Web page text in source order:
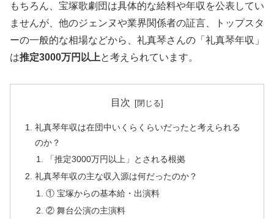
もちろん、宝塚歌劇団は具体的な給料や年収を公表してい
ませんが、他のジェンヌや業界関係者の証言、トップスタ
ーの一般的な相場などから、礼真琴さんの「礼真琴年収」
は推定3000万円以上と考えられています。
目次
礼真琴年収は在団中いくらくらいだったと考えられる
のか？
「推定3000万円以上」とされる根拠
礼真琴年収の主な収入源は何だったのか？
① 宝塚からの基本給・出演料
② 舞台公演の主演料